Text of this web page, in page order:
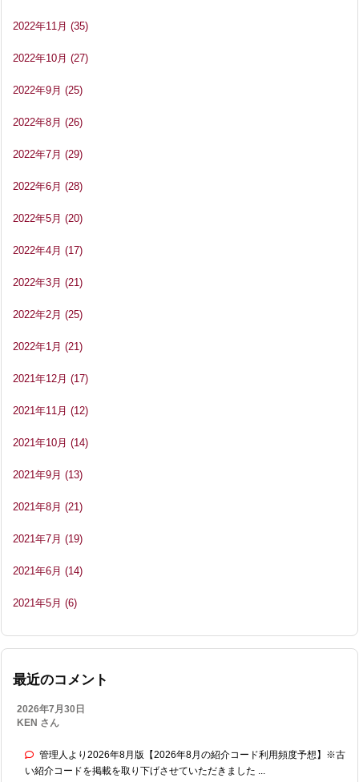
2022年11月 (35)
2022年10月 (27)
2022年9月 (25)
2022年8月 (26)
2022年7月 (29)
2022年6月 (28)
2022年5月 (20)
2022年4月 (17)
2022年3月 (21)
2022年2月 (25)
2022年1月 (21)
2021年12月 (17)
2021年11月 (12)
2021年10月 (14)
2021年9月 (13)
2021年8月 (21)
2021年7月 (19)
2021年6月 (14)
2021年5月 (6)
最近のコメント
2026年7月30日
KEN さん
管理人より2026年8月版【2026年8月の紹介コード利用頻度予想】※古
い紹介コードを掲載を取り下げさせていただきました ...